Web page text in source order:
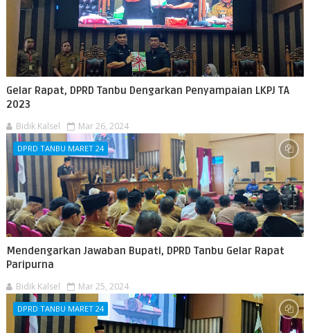
Gelar Rapat, DPRD Tanbu Dengarkan Penyampaian LKPJ TA
2023
Bidik Kalsel Mar 26, 2024
DPRD TANBU MARET 24
Mendengarkan Jawaban Bupati, DPRD Tanbu Gelar Rapat
Paripurna
Bidik Kalsel Mar 25, 2024
DPRD TANBU MARET 24